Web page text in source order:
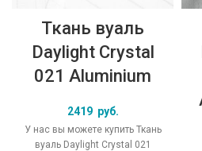
Ткань вуаль
Daylight Crystal
021 Aluminium
2419 руб.
У нас вы можете купить Ткань
вуаль Daylight Crystal 021